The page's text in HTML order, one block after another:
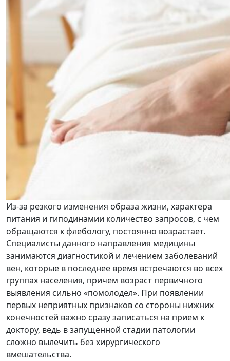
Из-за резкого изменения образа жизни, характера
питания и гиподинамии количество запросов, с чем
обращаются к флебологу, постоянно возрастает.
Специалисты данного направления медицины
занимаются диагностикой и лечением заболеваний
вен, которые в последнее время встречаются во всех
группах населения, причем возраст первичного
выявления сильно «помолодел». При появлении
первых неприятных признаков со стороны нижних
конечностей важно сразу записаться на прием к
доктору, ведь в запущенной стадии патологии
сложно вылечить без хирургического
вмешательства.